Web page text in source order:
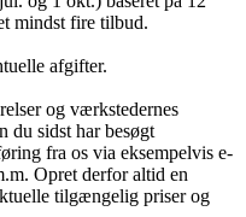
mindst fire tilbud.
afgifter.
og værkstedernes
sidst har besøgt
fra os via eksempelvis e-
Opret derfor altid en
tilgængelig priser og